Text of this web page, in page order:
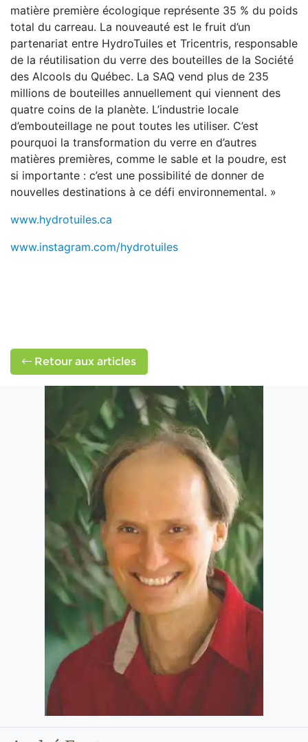
matière première écologique représente 35 % du poids
total du carreau. La nouveauté est le fruit d’un
partenariat entre HydroTuiles et Tricentris, responsable
de la réutilisation du verre des bouteilles de la Société
des Alcools du Québec. La SAQ vend plus de 235
millions de bouteilles annuellement qui viennent des
quatre coins de la planète. L’industrie locale
d’embouteillage ne pout toutes les utiliser. C’est
pourquoi la transformation du verre en d’autres
matières premières, comme le sable et la poudre, est
si importante : c’est une possibilité de donner de
nouvelles destinations à ce défi environnemental. »
www.hydrotuiles.ca
www.instagram.com/hydrotuiles
Retour aux articles